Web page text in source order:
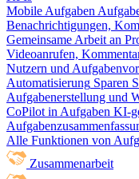
Mobile Aufgaben
Benachrichtigungen,
Gemeinsame Arbeit an
Videoanrufen,
Nutzern und
Automatisierung Sparen
Aufgabenerstellung und
CoPilot in Aufgaben KI-
Alle Funktionen von
Zusammenarbeit